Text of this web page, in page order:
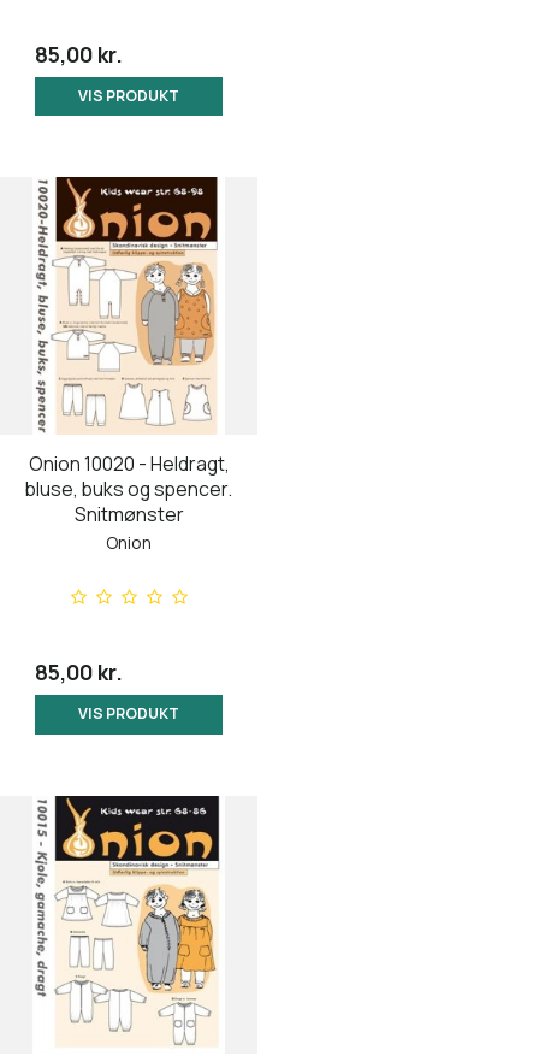
85,00 kr.
VIS PRODUKT
Onion 10020 - Heldragt,
bluse, buks og spencer.
Snitmønster
Onion
85,00 kr.
VIS PRODUKT